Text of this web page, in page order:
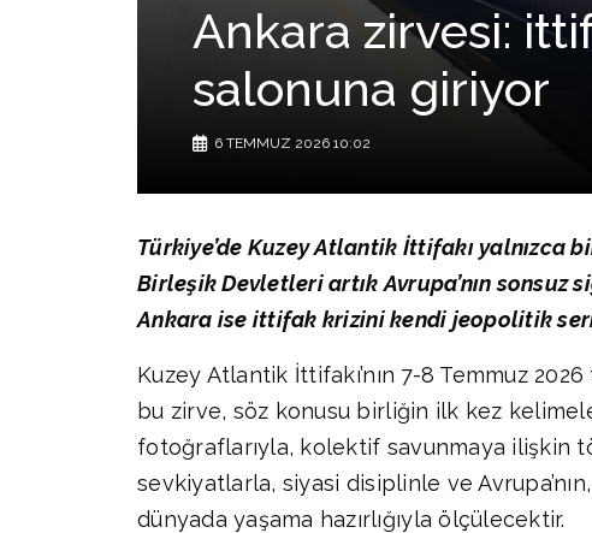
Ankara zirvesi:
salonuna giriyor
6 TEMMUZ 2026 10:02
Türkiye’de Kuzey Atlantik İttifakı
Birleşik Devletleri artık Avrupa’nın sonsuz
Ankara ise ittifak krizini kendi jeopolitik
Kuzey Atlantik İttifakı’nın 7-8 Temmuz
bu zirve, söz konusu birliğin ilk kez
fotoğraflarıyla, kolektif savunmaya ilişkin
sevkiyatlarla, siyasi disiplinle ve
dünyada yaşama hazırlığıyla ölçülecektir.